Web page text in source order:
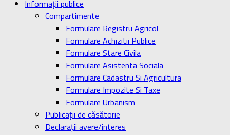
Informaţii publice
Compartimente
Formulare Registru Agricol
Formulare Achizitii Publice
Formulare Stare Civila
Formulare Asistenta Sociala
Formulare Cadastru Si Agricultura
Formulare Impozite Si Taxe
Formulare Urbanism
Publicaţii de căsătorie
Declaraţii avere/interes